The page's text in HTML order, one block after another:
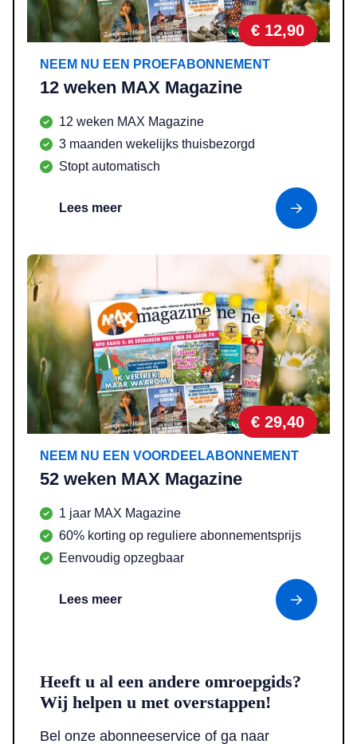
12 weken MAX Magazine
NEEM NU EEN PROEFABONNEMENT
€ 12,90
12 weken MAX Magazine
3 maanden wekelijks thuisbezorgd
Stopt automatisch
Lees meer
52 weken MAX Magazine
NEEM NU EEN VOORDEELABONNEMENT
€ 29,40
1 jaar MAX Magazine
60% korting op reguliere abonnementsprijs
Eenvoudig opzegbaar
Lees meer
Lees meer over 52 weken MAX Magazine
Heeft u al een andere omroepgids?
Wij helpen u met overstappen!
Bel onze abonneeservice of ga naar